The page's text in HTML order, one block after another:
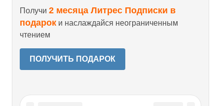
Получи 2 месяца Литрес Подписки в
подарок и наслаждайся неограниченным
чтением
ПОЛУЧИТЬ ПОДАРОК